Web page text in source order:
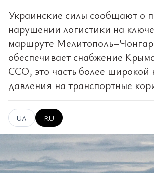
Украинские силы сообщают о
нарушении логистики на
маршруте
обеспечивает снабжение
ССО, это часть более широкой
давления на транспортные
UA RU